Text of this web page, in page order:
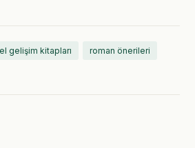
gelişim kitapları roman önerileri